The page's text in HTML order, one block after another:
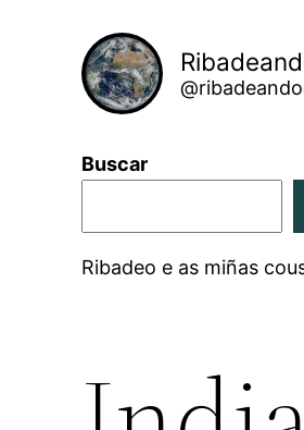
Buscar
Ribadeo e as miñas